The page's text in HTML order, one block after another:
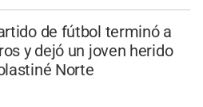
de fútbol terminó a
y dejó un joven herido
Norte